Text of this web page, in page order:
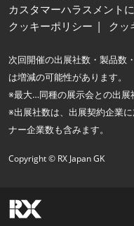
カスタマーハラスメント
クッキーポリシー
クッ
次回開催の出展社数・製品数
は増減の可能性があります。
※最大…同種の展示会との出展
※出展社数は、出展契約企業
ナー企業数も含みます。
Copyright © RX Japan GK